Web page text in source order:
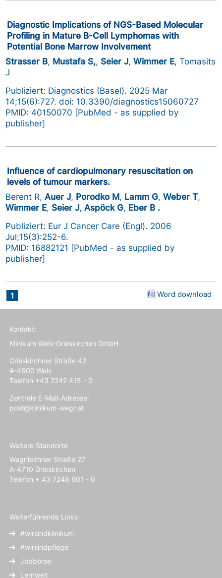
Diagnostic Implications of NGS-Based Molecular
Profiling in Mature B-Cell Lymphomas with
Potential Bone Marrow Involvement
Strasser B, Mustafa S,, Seier J,Wimmer E, Tomasits
J
Publiziert: Diagnostics (Basel). 2025 Mar
14;15(6):727. doi: 10.3390/diagnostics15060727
PMID: 40150070 [PubMed - as supplied by
publisher]
Influence of cardiopulmonary resuscitation on
levels of tumour markers.
Berent R,Auer J, Porodko M, Lamm G,Weber T,
Wimmer E, Seier J,Aspöck G, Eber B .
Publiziert: Eur J Cancer Care (Engl). 2006
Jul;15(3):252-6.
PMID: 16882121 [PubMed - as supplied by
publisher]
1 Word download
Kontakt:
Klinikum Wels-Grieskirchen GmbH
Grieskirchner Straße 42
A-4600 Wels
Telefon +43 7242 415 - 0
Zentrale E-Mail-Adresse:
post@klinikum-wegr.at
Weitere Standorte
Wagnleithner Straße 27
A-4710 Grieskirchen
Telefon + 43 7248 601 - 0
Weiterführende Links
#wirsindklinikum
#wirsindpflege
Jobbörse
Lernwelt